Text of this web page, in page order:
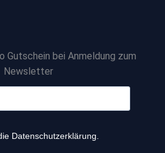
Gutschein bei Anmeldung zum
Newsletter
Datenschutzerklärung.